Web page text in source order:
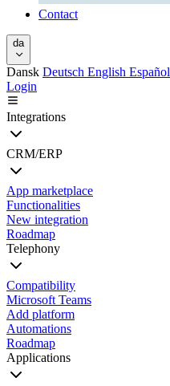
Contact
da
Dansk Deutsch English Español
Login
Integrations
CRM/ERP
App marketplace
Functionalities
New integration
Roadmap
Telephony
Compatibility
Microsoft Teams
Add platform
Automations
Roadmap
Applications